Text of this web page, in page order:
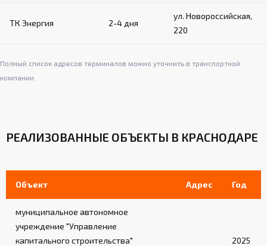
ТК Энергия 2-4 дня
ул. Новороссийская,
220
Полный список адресов терминалов можно уточнить в транспортной
компании.
РЕАЛИЗОВАННЫЕ ОБЪЕКТЫ В КРАСНОДАРЕ
Объект Адрес Год
муниципальное автономное
учреждение "Управление
капитального строительства"
2025